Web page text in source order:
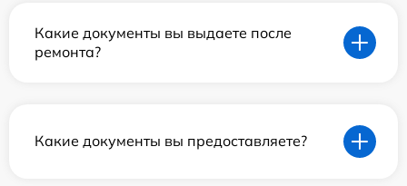
Какие документы вы выдаете после
ремонта?
Какие документы вы предоставляете?